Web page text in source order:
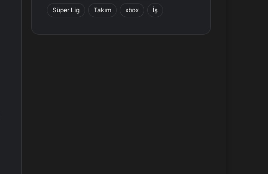
m
Süper Lig Takım xbox İş